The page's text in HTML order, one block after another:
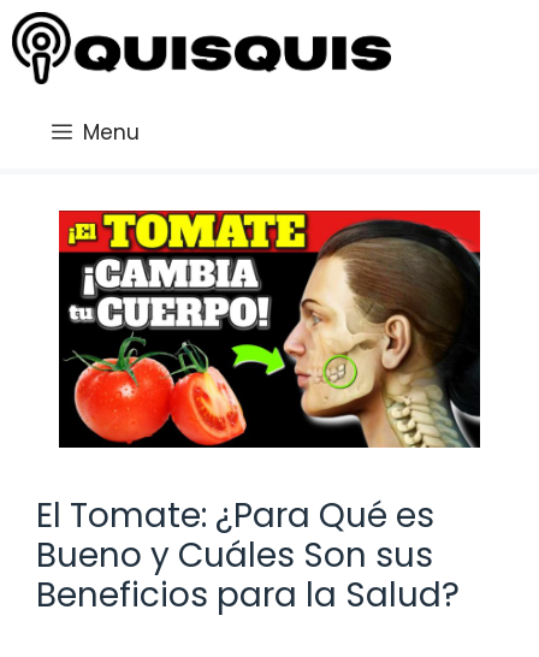
Saltar
al
contenido
Menu
El Tomate: ¿Para Qué es
Bueno y Cuáles Son sus
Beneficios para la Salud?